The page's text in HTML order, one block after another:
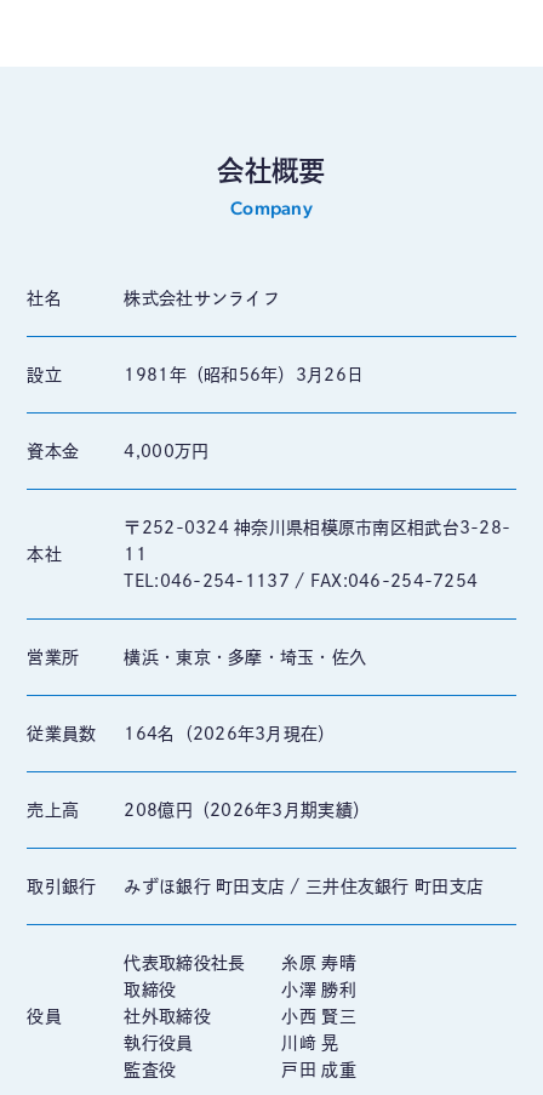
会社概要
Company
社名 株式会社サンライフ
設立 1981年（昭和56年）3月26日
資本金 4,000万円
本社
〒252-0324 神奈川県相模原市南区相武台3-28-
11
TEL:046-254-1137 / FAX:046-254-7254
営業所 横浜・東京・多摩・埼玉・佐久
従業員数 164名（2026年3月現在）
売上高 208億円（2026年3月期実績）
取引銀行 みずほ銀行 町田支店 / 三井住友銀行 町田支店
役員
代表取締役社長
糸原 寿晴
取締役
小澤 勝利
社外取締役
小西 賢三
執行役員
川﨑 晃
監査役
戸田 成重